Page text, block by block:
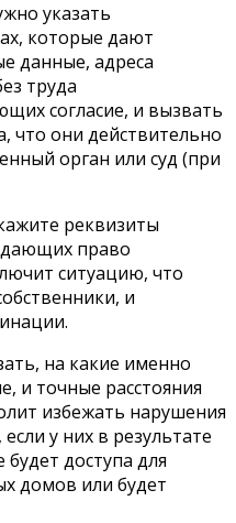
указать
которые дают
данные, адреса
труда
согласие, и вызвать
что они действительно
орган или суд (при
реквизиты
право
ситуацию, что
и
на какие именно
и точные расстояния
избежать нарушения
у них в результате
доступа для
домов или будет